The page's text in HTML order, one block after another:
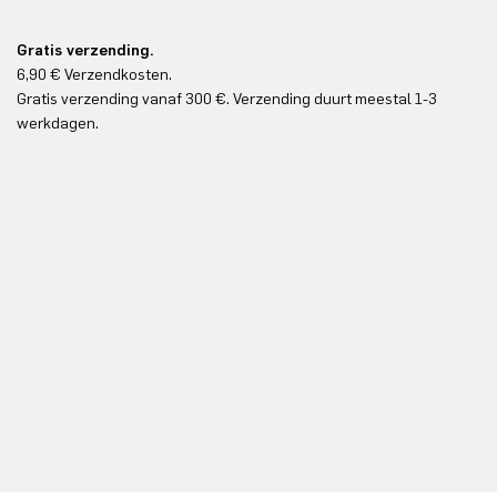
Gratis verzending.
6,90 € Verzendkosten.
Gratis verzending vanaf 300 €. Verzending duurt meestal 1-3
werkdagen.